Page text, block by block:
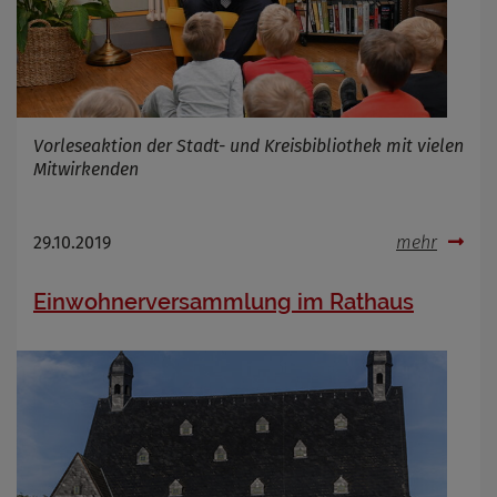
Vorleseaktion der Stadt- und Kreisbibliothek mit vielen
Mitwirkenden
29.10.2019 mehr
Einwohnerversammlung im Rathaus
Infos schließen